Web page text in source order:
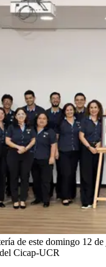
de este domingo 12
Cicap-UCR